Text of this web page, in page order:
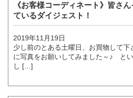
《お客様コーディネート》皆さ
ているダイジェスト！
2019年11月19日
少し前のとある土曜日、お買物して下
に写真をお願いしてみました～♪ と
し […]